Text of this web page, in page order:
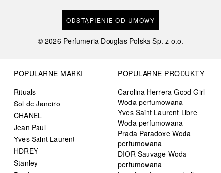
ODSTĄPIENIE OD UMOWY
©2026 Perfumeria Douglas Polska Sp. z o.o.
POPULARNE MARKI
Rituals
Sol de Janeiro
CHANEL
Jean Paul
Yves Saint Laurent
HDREY
Stanley
POPULARNE PRODUKTY
Carolina Herrera Good Girl
Woda perfumowana
Yves Saint Laurent Libre
Woda perfumowana
Prada Paradoxe Woda
perfumowana
DIOR Sauvage Woda
perfumowana